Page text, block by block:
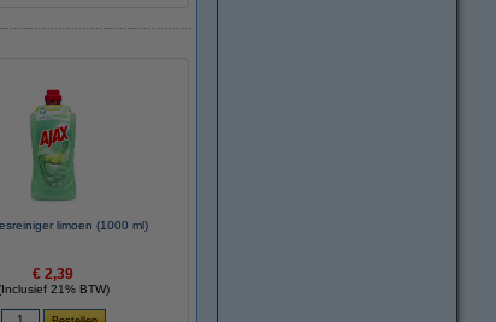
limoen (1000 ml)
€ 2,39
21% BTW)